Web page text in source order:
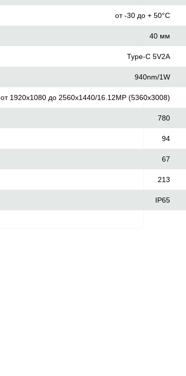
от -30 до + 50°C
40 мм
Type-C 5V2A
940nm/1W
от 1920x1080 до 2560х1440/16.12MP (5360x3008)
780
94
67
213
IP65